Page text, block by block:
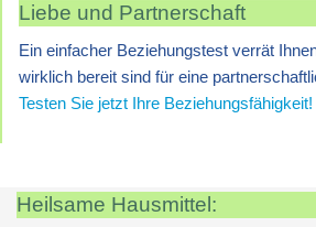
Liebe und Partnerschaft
Ein einfacher Beziehungstest verrät
wirklich bereit sind für eine
Testen Sie jetzt Ihre Beziehungsfähigkeit!
Heilsame Hausmittel: